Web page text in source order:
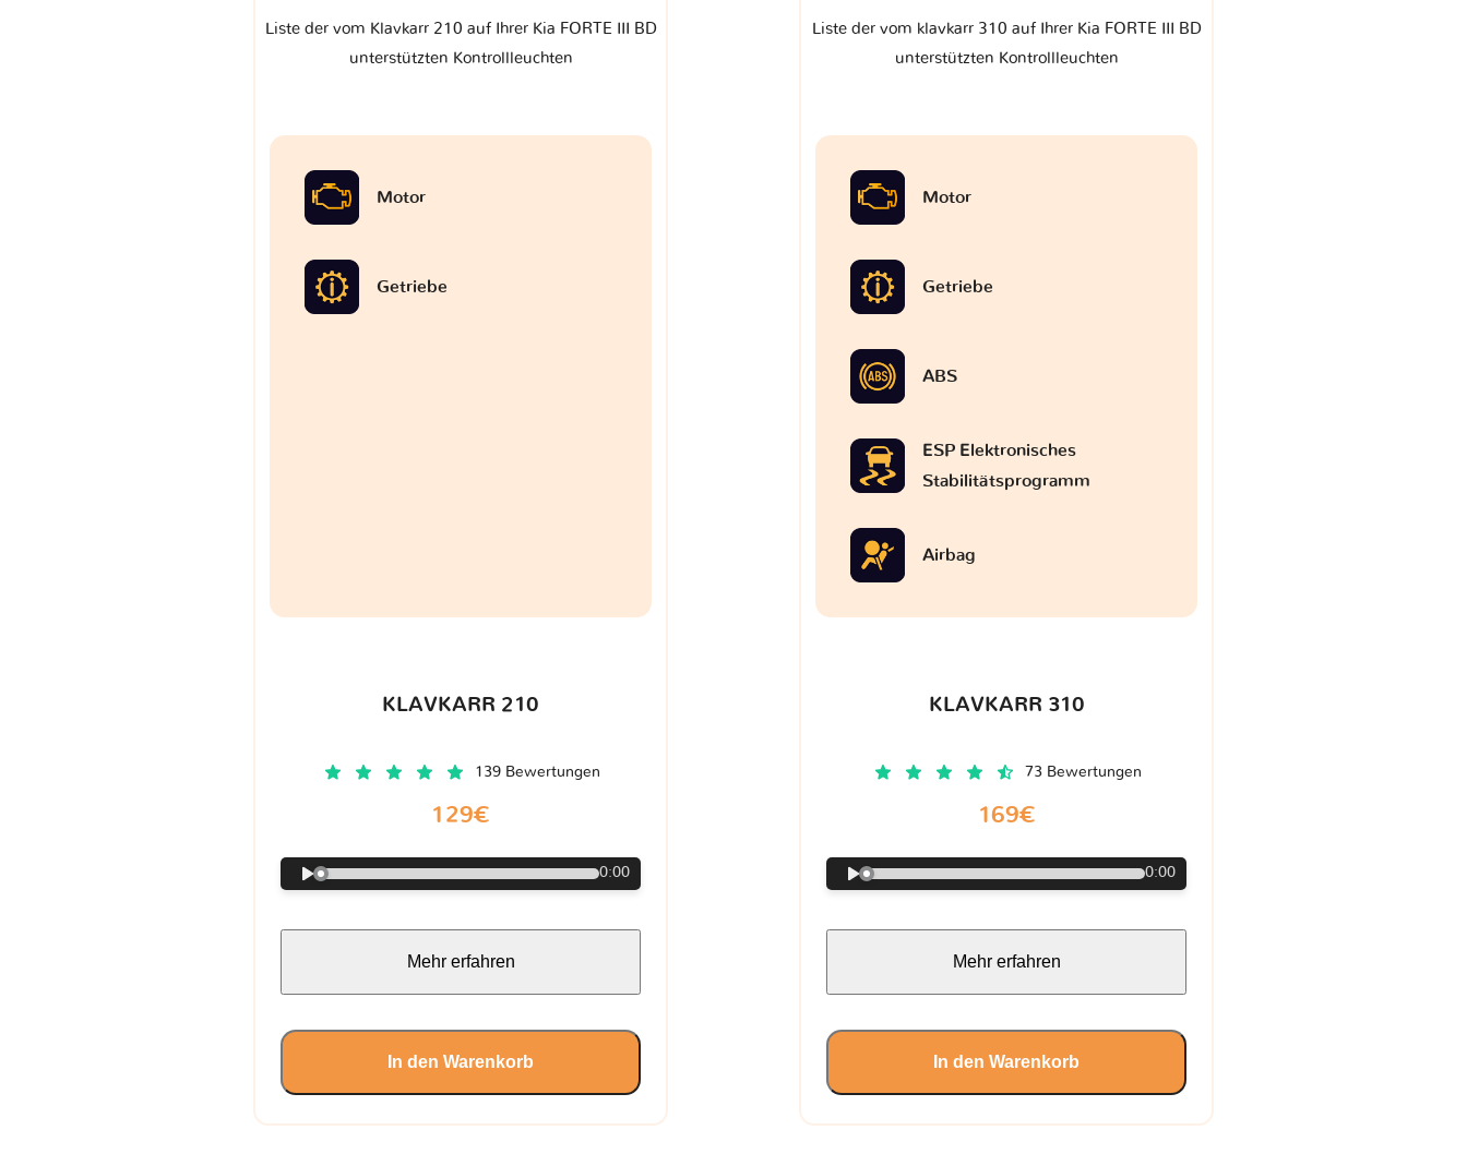
Liste der vom Klavkarr 210 auf Ihrer Kia FORTE III BD
unterstützten Kontrollleuchten
Motor
Getriebe
KLAVKARR 210
139 Bewertungen
129€
0:00
Mehr erfahren
In den Warenkorb
Liste der vom klavkarr 310 auf Ihrer Kia FORTE III BD
unterstützten Kontrollleuchten
Motor
Getriebe
ABS
ESP Elektronisches
Stabilitätsprogramm
Airbag
KLAVKARR 310
73 Bewertungen
169€
0:00
Mehr erfahren
In den Warenkorb